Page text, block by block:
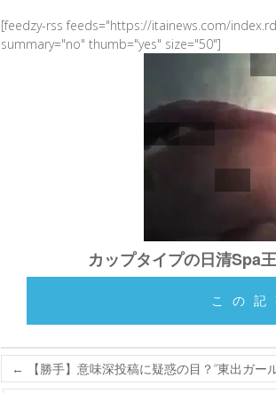
[feedzy-rss feeds="https://itainews.com/
summary="no" thumb="yes" size="50"]
カップタイプの日清Spa
この記
←
【勝手】意味深投稿に疑惑の目？“東出ガー